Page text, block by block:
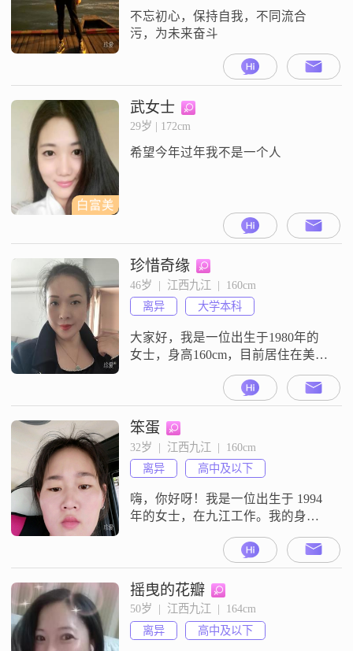
知的领域，
不忘初心，保持自我，不同流合
污，为未来奋斗
白富美
武女士
29岁 | 172cm
希望今年过年我不是一个人
珍惜奇缘
46岁  |  江西九江  |  160cm
离异
大学本科
大家好，我是一位出生于1980年的
女士，身高160cm，目前居住在美丽
的九江##3002##我拥有大学本科学
历，在工作中努力进取，月收入在
12001到20000元之间##3002##生活
中的我，性格细腻敏感，特别注重
平衡工作与生活的关系##3002##我
热爱美食烹饪，常常亲手为自己和
家人准备美味的饭菜##3002##运
笨蛋
32岁  |  江西九江  |  160cm
离异
高中及以下
嗨，你好呀！我是一位出生于 1994
年的女士，在九江工作。我的身高
大概 160cm，收入一个月在 3000 元
以下，学历是高中及以下。我性格
很开朗，特别爱笑，朋友都说我看
起来总是充满活力。我也特别善解
人意，能理解和感受别人的情绪。
跟人相处时直率真诚，不喜欢拐弯
抹角。而且我很热情大方，喜欢结
摇曳的花瓣
50岁  |  江西九江  |  164cm
离异
高中及以下